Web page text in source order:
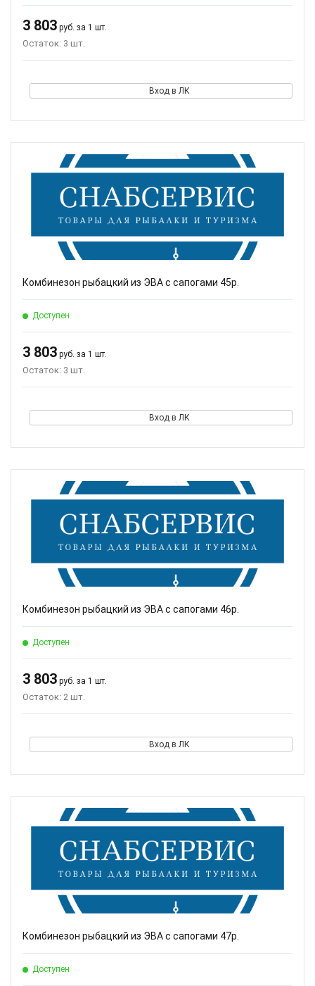
3 803 руб. за 1 шт.
Остаток: 3 шт.
Вход в ЛК
Комбинезон рыбацкий из ЭВА с сапогами 45р.
Доступен
3 803 руб. за 1 шт.
Остаток: 3 шт.
Вход в ЛК
Комбинезон рыбацкий из ЭВА с сапогами 46р.
Доступен
3 803 руб. за 1 шт.
Остаток: 2 шт.
Вход в ЛК
Комбинезон рыбацкий из ЭВА с сапогами 47р.
Доступен